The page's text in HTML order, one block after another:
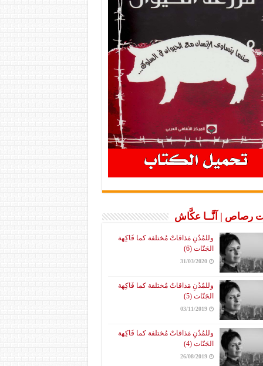
رصاص | آنَّــا عكَّاش
وللمُدُنِ مَذاقاتٌ مُختلفة كما فَاكِهة
الجَنّات (6)
31/03/2020
وللمُدُنِ مَذاقاتٌ مُختلفة كما فَاكِهة
الجَنّات (5)
03/11/2019
وللمُدُنِ مَذاقاتٌ مُختلفة كما فَاكِهة
الجَنّات (4)
26/08/2019